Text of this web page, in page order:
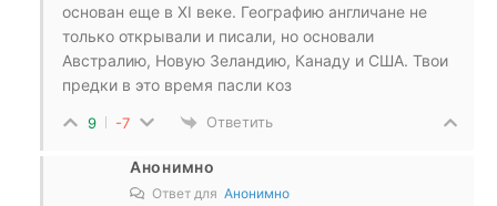
основан еще в XI веке. Географию англичане не
только открывали и писали, но основали
Австралию, Новую Зеландию, Канаду и США. Твои
предки в это время пасли коз
9 -7 Ответить
Анонимно
Ответ для Анонимно